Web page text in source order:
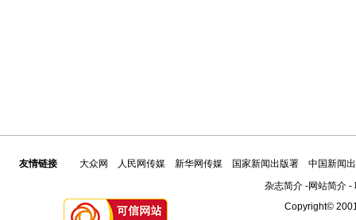
友情链接 大众网 人民网传媒 新华网传媒 国家新闻出版署
中国新闻
杂志简介-网站简介-
Copyright©